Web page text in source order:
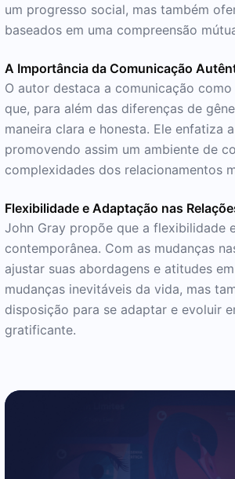
um progresso social, mas também
baseados em uma compreensão
A Importância da Comunicação
O autor destaca a comunicação
que, para além das diferenças de
maneira clara e honesta. Ele enfatiza
promovendo assim um ambiente de
complexidades dos relacionamentos
Flexibilidade e Adaptação nas
John Gray propõe que a flexibilidade
contemporânea. Com as mudanças
ajustar suas abordagens e atitudes
mudanças inevitáveis da vida, mas
disposição para se adaptar e evoluir
gratificante.